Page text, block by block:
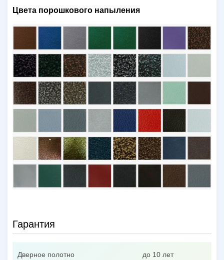
Цвета порошкового напыления
Гарантия
Дверное полотно до 10 лет